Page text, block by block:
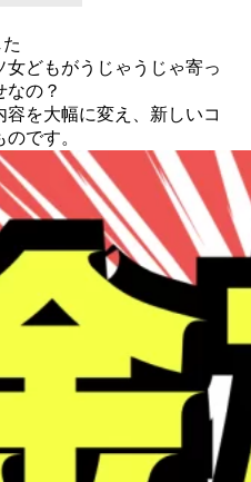
女どもがうじゃうじゃ寄っ
なの？
を大幅に変え、新しいコ
です。